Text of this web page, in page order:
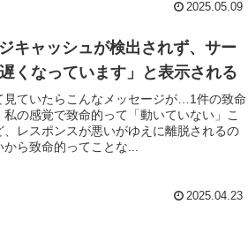
2025.05.09
キャッシュが検出されず、サー
くなっています」と表示される
見ていたらこんなメッセージが…1件の致命
の感覚で致命的って「動いていない」こ
レスポンスが悪いがゆえに離脱されるの
ら致命的ってことな...
2025.04.23